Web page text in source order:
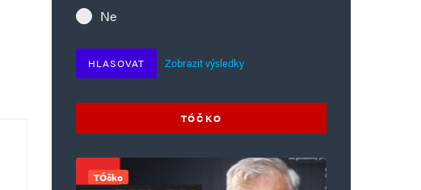
Ne
HLASOVAT Zobrazit výsledky
TÓČKO
TÓčko